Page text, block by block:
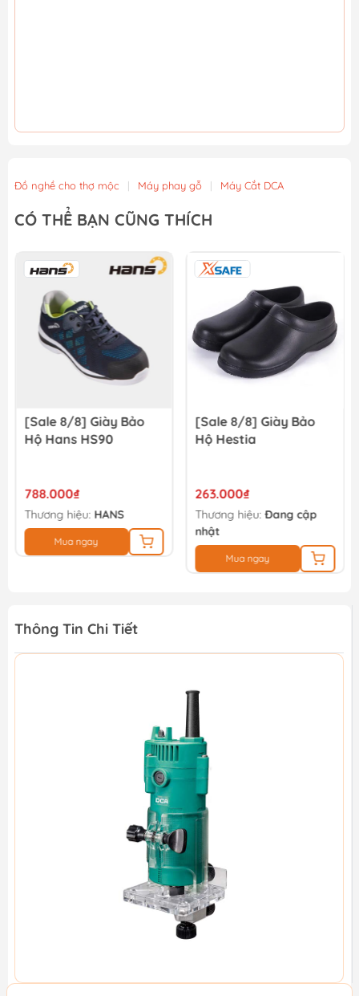
Đồ nghề cho thợ mộc | Máy phay gỗ | Máy Cắt DCA
CÓ THỂ BẠN CŨNG THÍCH
[Sale 8/8] Giày Bảo
Hộ Hans HS90
788.000₫
Thương hiệu: HANS
Mua ngay
[Sale 8/8] Giày Bảo
Hộ Hestia
263.000₫
Thương hiệu:Đang cập
nhật
Mua ngay
Thông Tin Chi Tiết